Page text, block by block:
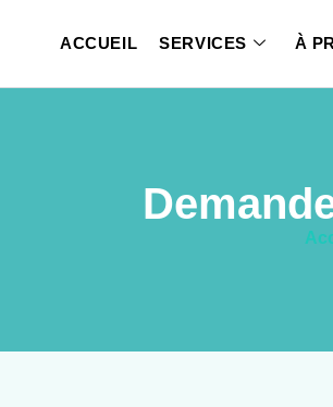
ACCUEIL SERVICES À